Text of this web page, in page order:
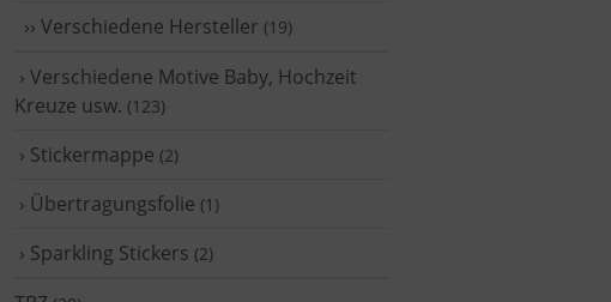
›› Verschiedene Hersteller (19)
› Verschiedene Motive Baby, Hochzeit
Kreuze usw. (123)
› Stickermappe (2)
› Übertragungsfolie (1)
› Sparkling Stickers (2)